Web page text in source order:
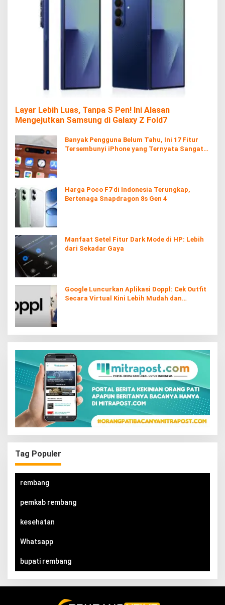
Layar Lebih Luas, Tanpa S Pen! Ini Alasan
Mengejutkan Samsung di Galaxy Z Fold7
Banyak Pengguna Belum Tahu, Ini 17 Fitur
Tersembunyi iPhone yang Ternyata Sangat
Harga Poco F7 di Indonesia Terungkap,
Bertenaga Snapdragon 8s Gen 4
Manfaat Setel Fitur Dark Mode di HP: Lebih
dari Sekadar Gaya
Google Luncurkan Aplikasi Doppl: Cek Outfit
Secara Virtual Kini Lebih Mudah dan
Tag Populer
rembang
pemkab rembang
kesehatan
Whatsapp
bupati rembang